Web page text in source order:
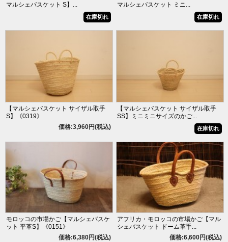
マルシェバスケット S】...
在庫切れ
マルシェバスケット ミニ...
在庫切れ
【マルシェバスケット サイザル取手
S】《0319》
価格:3,960円(税込)
【マルシェバスケット サイザル取手
SS】ミニミニサイズのかご...
在庫切れ
モロッコの市場かご【マルシェバスケ
ット 平革S】《0151》
価格:6,380円(税込)
アフリカ・モロッコの市場かご【マル
シェバスケット ドーム革手...
価格:6,600円(税込)